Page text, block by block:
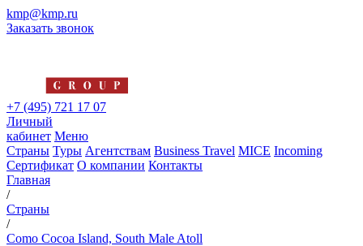
kmp@kmp.ru
Заказать звонок
+7 (495) 721 17 07
Личный
кабинет Меню
Страны Туры Агентствам Business Travel MICE Incoming
Сертификат О компании Контакты
Главная
/
Страны
/
Como Cocoa Island, South Male Atoll